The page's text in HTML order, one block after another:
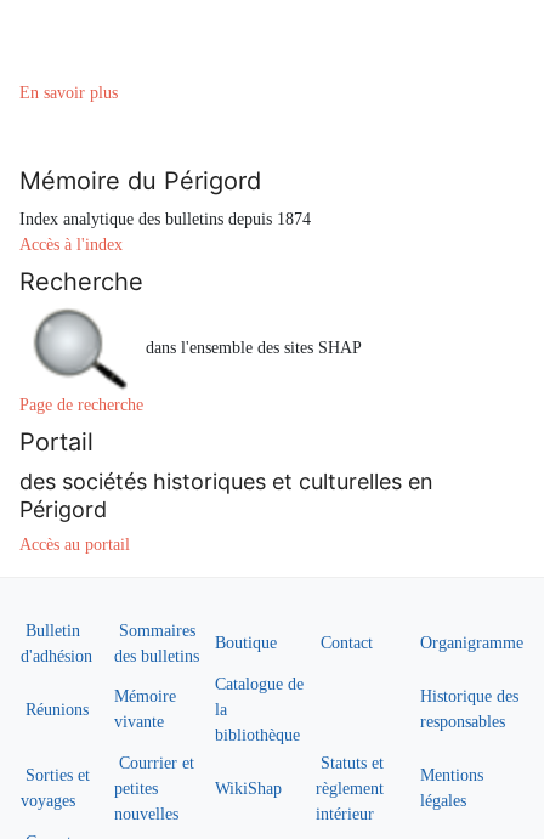
En savoir plus
Mémoire du Périgord
Index analytique des bulletins depuis 1874
Accès à l'index
Recherche
dans l'ensemble des sites SHAP
Page de recherche
Portail
des sociétés historiques et culturelles en
Périgord
Accès au portail
Bulletin
d'adhésion
Sommaires
des bulletins
Boutique Contact Organigramme
Réunions
Mémoire
vivante
Catalogue de
la
bibliothèque
Historique des
responsables
Sorties et
voyages
Courrier et
petites
nouvelles
WikiShap
Statuts et
règlement
intérieur
Mentions
légales